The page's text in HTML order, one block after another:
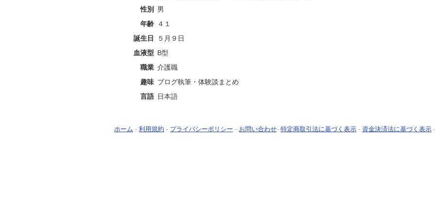
性別
男
年齢
４１
誕生日
５月９日
血液型 B型
職業 介護職
趣味 ブログ執筆・体験談まとめ
言語 日本語
ホーム - 利用規約 - プライバシーポリシー - お問い合わせ- 特定商取引法に基づく表示 - 資金決済法に基づく表示 -